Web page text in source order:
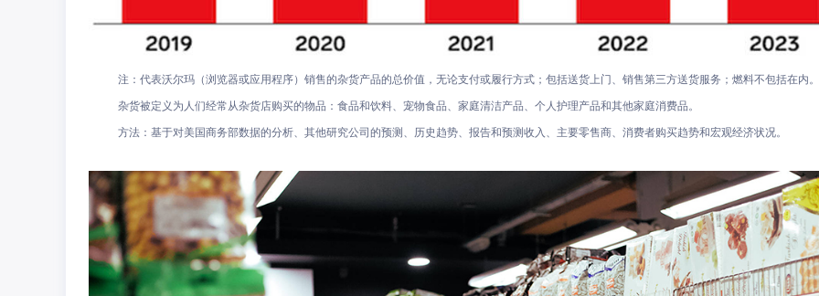
注：代表沃尔玛（浏览器或应用程序）销售的杂货产品的总价值，无论支付或履行方式；包括送货上门、销售第三方送货服务；燃料不包括在内。
杂货被定义为人们经常从杂货店购买的物品：食品和饮料、宠物食品、家庭清洁产品、个人护理产品和其他家庭消费品。
方法：基于对美国商务部数据的分析、其他研究公司的预测、历史趋势、报告和预测收入、主要零售商、消费者购买趋势和宏观经济状况。